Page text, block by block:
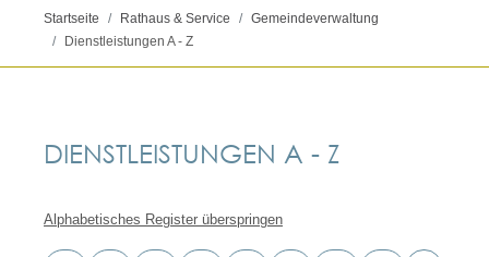
Startseite Rathaus & Service
Gemeindeverwaltung
Dienstleistungen A - Z
DIENSTLEISTUNGEN A - Z
Alphabetisches Register überspringen